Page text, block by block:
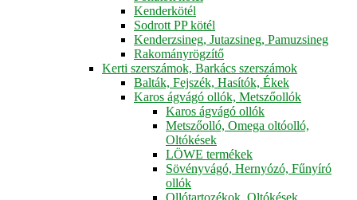
Kenderkötél
Sodrott PP kötél
Kenderzsineg, Jutazsineg, Pamuzsineg
Rakományrögzítő
Kerti szerszámok, Barkács szerszámok
Balták, Fejszék, Hasítók, Ékek
Karos ágvágó ollók, Metszőollók
Karos ágvágó ollók
Metszőolló, Omega oltóolló,
Oltókések
LÖWE termékek
Sövényvágó, Hernyózó, Fűnyíró
ollók
Ollótartozékok, Oltókések